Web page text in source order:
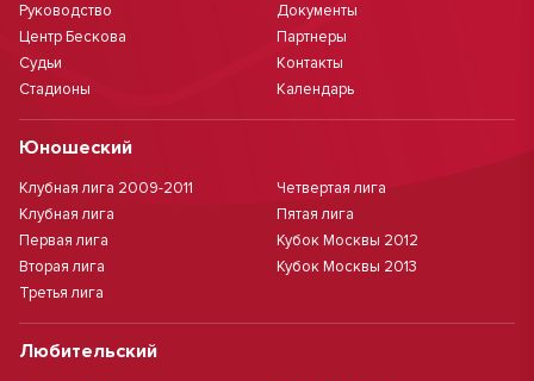
Руководство
Центр Бескова
Судьи
Стадионы
Документы
Партнеры
Контакты
Календарь
Юношеский
Клубная лига 2009-2011
Клубная лига
Первая лига
Вторая лига
Третья лига
Четвертая лига
Пятая лига
Кубок Москвы 2012
Кубок Москвы 2013
Любительский